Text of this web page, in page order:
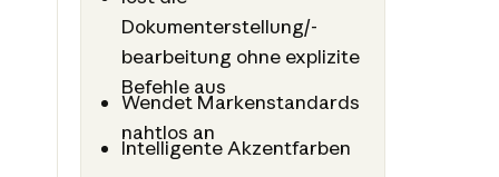
Dokumenterstellung/-
bearbeitung ohne explizite
Befehle aus
Wendet Markenstandards
nahtlos an
Intelligente Akzentfarben